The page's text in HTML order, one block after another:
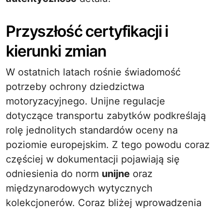
Przyszłość certyfikacji i
kierunki zmian
W ostatnich latach rośnie świadomość
potrzeby ochrony dziedzictwa
motoryzacyjnego. Unijne regulacje
dotyczące transportu zabytków podkreślają
rolę jednolitych standardów oceny na
poziomie europejskim. Z tego powodu coraz
częściej w dokumentacji pojawiają się
odniesienia do norm unijne oraz
międzynarodowych wytycznych
kolekcjonerów. Coraz bliżej wprowadzenia